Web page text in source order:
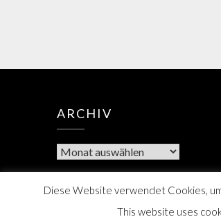
ARCHIV
Diese Website verwendet Cookies,
This website uses